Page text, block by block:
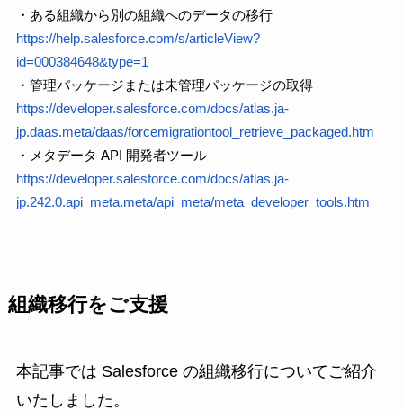
・ある組織から別の組織へのデータの移行
https://help.salesforce.com/s/articleView?
id=000384648&type=1
・管理パッケージまたは未管理パッケージの取得
https://developer.salesforce.com/docs/atlas.ja-
jp.daas.meta/daas/forcemigrationtool_retrieve_packaged.htm
・メタデータ API 開発者ツール
https://developer.salesforce.com/docs/atlas.ja-
jp.242.0.api_meta.meta/api_meta/meta_developer_tools.htm
組織移行をご支援
本記事では Salesforce の組織移行についてご紹介
いたしました。